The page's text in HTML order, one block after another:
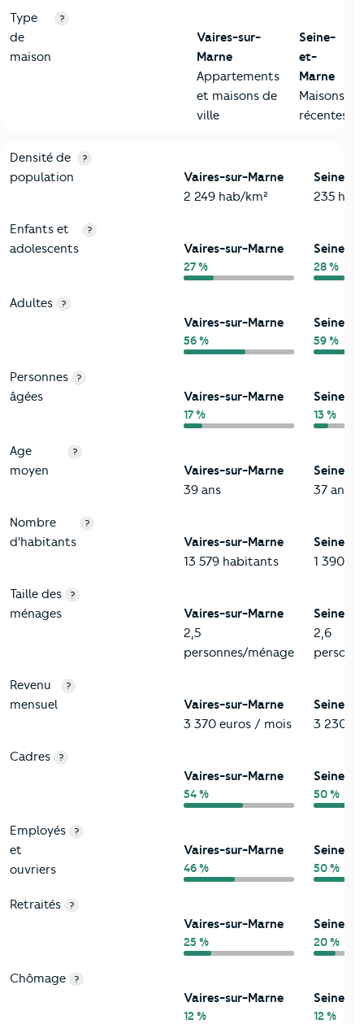
Type
de
maison
?
Vaires-sur-
Marne
Appartements
et maisons de
ville
Seine-
et-
Marne
Maisons
récentes
2-Habitants
Critères Vaires-sur-Marne
Densité de
population
?
Vaires-sur-Marne
2 249 hab/km²
Seine-
235
Enfants et
adolescents
?
Vaires-sur-Marne
27 %
Seine-
28 %
Adultes ?
Vaires-sur-Marne
56 %
Seine-
59 %
Personnes
âgées
?
Vaires-sur-Marne
17 %
Seine-
13 %
Age
moyen
?
Vaires-sur-Marne
39 ans
Seine-
37 ans
Nombre
d'habitants
?
Vaires-sur-Marne
13 579 habitants
Seine-
1 390
Taille des
ménages
?
Vaires-sur-Marne
2,5
personnes/ménage
Seine-
2,6
Revenu
mensuel
?
Vaires-sur-Marne
3 370 euros / mois
Seine-
3 230
Cadres ?
Vaires-sur-Marne
54 %
Seine-
50 %
Employés
et
ouvriers
?
Vaires-sur-Marne
46 %
Seine-
50 %
Retraités ?
Vaires-sur-Marne
25 %
Seine-
20 %
Chômage ?
Vaires-sur-Marne
12 %
Seine-
12 %